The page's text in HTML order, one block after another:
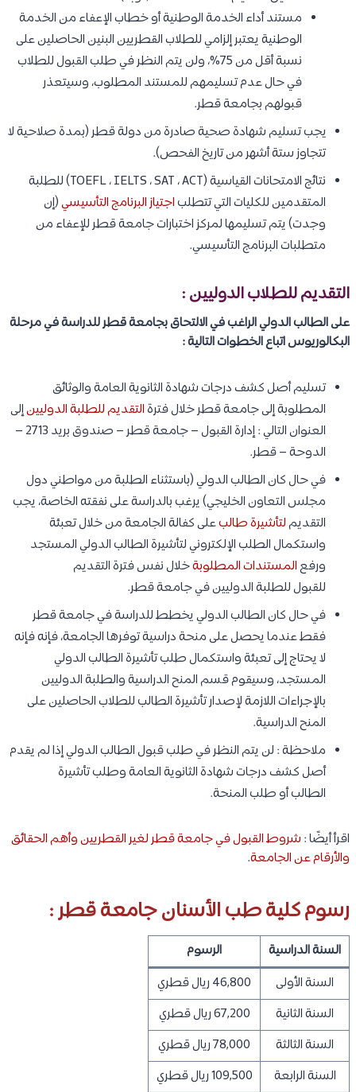
مستند أداء الخدمة الوطنية أو خطاب الإعفاء من الخدمة
الوطنية يعتبر إلزامي للطلاب القطريين البنين الحاصلين على
نسبة أقل من 75%، ولن يتم النظر في طلب القبول للطلاب
في حال عدم تسليمهم للمستند المطلوب، وسيتعذر
قبولهم بجامعة قطر.
يجب تسليم شهادة صحية صادرة من دولة قطر (بمدة صلاحية لا
تتجاوز ستة أشهر من تاريخ الفحص).
نتائج الامتحانات القياسية (TOEFL ، IELTS ، SAT ، ACT) للطلبة
المتقدمين للكليات التي تتطلباجتياز البرنامج التأسيسي(إن
وجدت) يتم تسليمها لمركز اختبارات جامعة قطر للإعفاء من
متطلبات البرنامج التأسيسي.
التقديم للطلاب الدوليين :
على الطالب الدولي الراغب في الالتحاق بجامعة قطر للدراسة في مرحلة
البكالوريوس اتباع الخطوات التالية :
تسليم أصل كشف درجات شهادة الثانوية العامة والوثائق
المطلوبة إلى جامعة قطر خلال فترةالتقديم للطلبة الدوليينإلى
العنوان التالي : إدارة القبول – جامعة قطر – صندوق بريد 2713 –
الدوحة – قطر.
في حال كان الطالب الدولي (باستثناء الطلبة من مواطني دول
مجلس التعاون الخليجي) يرغب بالدراسة على نفقته الخاصة، يجب
التقديملتأشيرة طالبعلى كفالة الجامعة من خلال تعبئة
واستكمال الطلب الإلكتروني لتأشيرة الطالب الدولي المستجد
ورفعالمستندات المطلوبةخلال نفس فترة التقديم
للقبول للطلبة الدوليين في جامعة قطر.
في حال كان الطالب الدولي يخطط للدراسة في جامعة قطر
فقط عندما يحصل على منحة دراسية توفرها الجامعة، فإنه فإنه
لا يحتاج إلى تعبئة واستكمال طلب تأشيرة الطالب الدولي
المستجد، وسيقوم قسم المنح الدراسية والطلبة الدوليين
بالإجراءات اللازمة لإصدار تأشيرة الطالب للطلاب الحاصلين على
المنح الدراسية.
ملاحظة : لن يتم النظر في طلب قبول الطالب الدولي إذا لم يقدم
أصل كشف درجات شهادة الثانوية العامة وطلب تأشيرة
الطالب أو طلب المنحة.
اقرأ أيضًا : شروط القبول في جامعة قطر لغير القطريين وأهم الحقائق
والأرقام عن الجامعة.
رسوم كلية طب الأسنان جامعة قطر :
السنة الدراسية
الرسوم
السنة الأولى
46,800 ريال قطري
السنة الثانية
67,200 ريال قطري
السنة الثالثة
78,000 ريال قطري
السنة الرابعة
109,500 ريال قطري